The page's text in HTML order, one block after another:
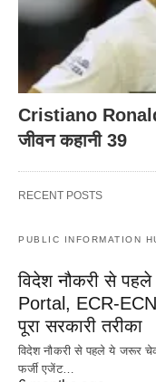
Cristiano
जीवन कहानी 39
RECENT POSTS
PUBLIC INFORMATION
विदेश नौकरी से
Portal, ECR-
पूरा सरकारी तरीका
विदेश नौकरी से पहले ये जरूर
फर्जी एजेंट…